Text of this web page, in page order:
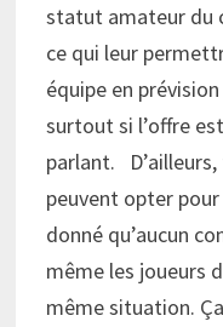
statut amateur du
ce qui leur
équipe en
surtout si l’offre
parlant. D’ailleurs,
peuvent opter
donné qu’aucun
même les joueurs
même situation.